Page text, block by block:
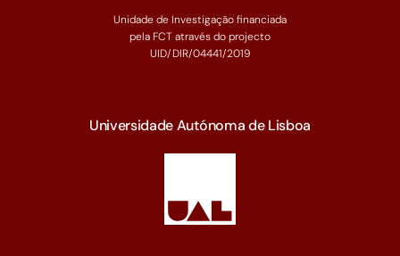
Unidade de Investigação financiada
pela FCT através do projecto
UID/DIR/04441/2019
Universidade Autónoma de Lisboa